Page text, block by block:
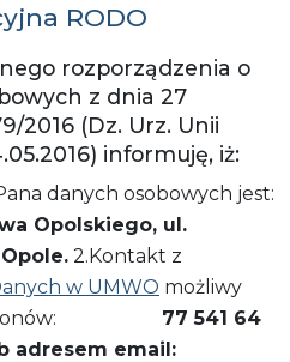
RODO
rozporządzenia o
z dnia 27
2016 (Dz. Urz. Unii
informuję, iż:
danych osobowych jest:
Opolskiego, ul.
2.Kontakt z
w UMWO możliwy
telefonów: 77 541 64
adresem email: